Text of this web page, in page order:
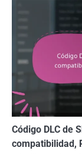
Código DLC de
compatibilidad,